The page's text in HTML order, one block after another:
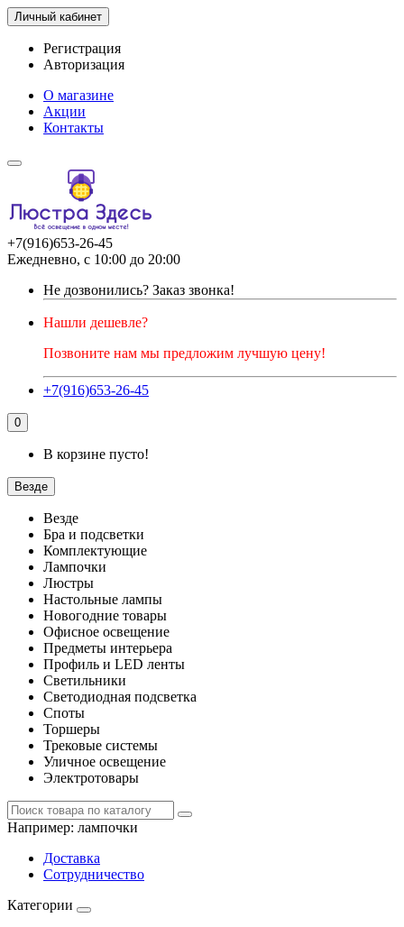
Личный кабинет
Регистрация
Авторизация
О магазине
Акции
Контакты
+7(916)653-26-45
Ежедневно, с 10:00 до 20:00
Не дозвонились? Заказ звонка!
Нашли дешевле?
Позвоните нам мы предложим лучшую цену!
+7(916)653-26-45
0
В корзине пусто!
Везде
Везде
Бра и подсветки
Комплектующие
Лампочки
Люстры
Настольные лампы
Новогодние товары
Офисное освещение
Предметы интерьера
Профиль и LED ленты
Светильники
Светодиодная подсветка
Споты
Торшеры
Трековые системы
Уличное освещение
Электротовары
Например: лампочки
Доставка
Сотрудничество
Категории